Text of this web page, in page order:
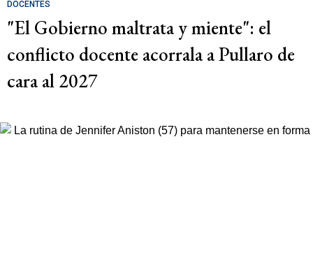
DOCENTES
"El Gobierno maltrata y miente": el
conflicto docente acorrala a Pullaro de
cara al 2027